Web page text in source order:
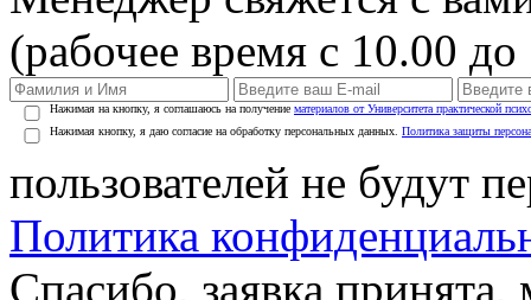
(рабочее время с 10.00
Нажимая на кнопку, я соглашаюсь на получение материалов от Университета практической
Нажимая кнопку, я даю согласие на обработку персональных данных. Политика защиты
пользователей не будут
Политика
Спасибо, заявка